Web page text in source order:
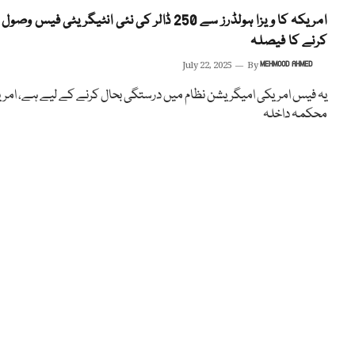
امریکہ کا ویزا ہولڈرز سے 250 ڈالر کی نئی انٹیگریٹی فیس وصول
کرنے کا فیصلہ
July 22, 2025 ByMEHMOOD AHMED
یہ فیس امریکی امیگریشن نظام میں درستگی بحال کرنے کے لیے ہے،
محکمہ داخلہ